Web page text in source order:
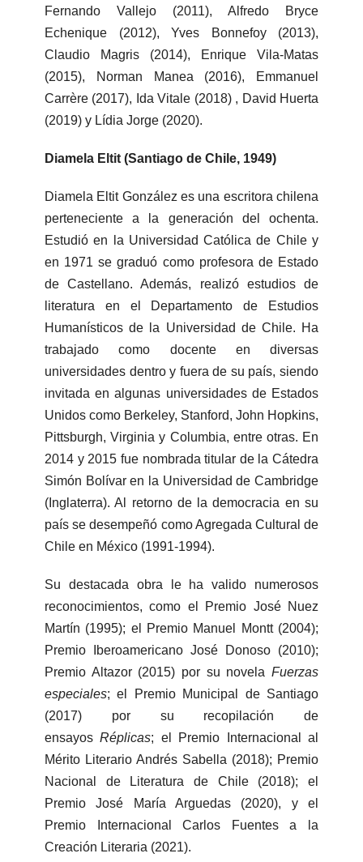
Fernando Vallejo (2011), Alfredo Bryce
Echenique (2012), Yves Bonnefoy (2013),
Claudio Magris (2014), Enrique Vila-Matas
(2015), Norman Manea (2016), Emmanuel
Carrère (2017), Ida Vitale (2018) , David Huerta
(2019) y Lídia Jorge (2020).
Diamela Eltit (Santiago de Chile, 1949)
Diamela Eltit González es una escritora chilena
perteneciente a la generación del ochenta.
Estudió en la Universidad Católica de Chile y
en 1971 se graduó como profesora de Estado
de Castellano. Además, realizó estudios de
literatura en el Departamento de Estudios
Humanísticos de la Universidad de Chile. Ha
trabajado como docente en diversas
universidades dentro y fuera de su país, siendo
invitada en algunas universidades de Estados
Unidos como Berkeley, Stanford, John Hopkins,
Pittsburgh, Virginia y Columbia, entre otras. En
2014 y 2015 fue nombrada titular de la Cátedra
Simón Bolívar en la Universidad de Cambridge
(Inglaterra). Al retorno de la democracia en su
país se desempeñó como Agregada Cultural de
Chile en México (1991-1994).
Su destacada obra le ha valido numerosos
reconocimientos, como el Premio José Nuez
Martín (1995); el Premio Manuel Montt (2004);
Premio Iberoamericano José Donoso (2010);
Premio Altazor (2015) por su novela Fuerzas
especiales; el Premio Municipal de Santiago
(2017) por su recopilación de
ensayosRéplicas; el Premio Internacional al
Mérito Literario Andrés Sabella (2018); Premio
Nacional de Literatura de Chile (2018); el
Premio José María Arguedas (2020), y el
Premio Internacional Carlos Fuentes a la
Creación Literaria (2021).